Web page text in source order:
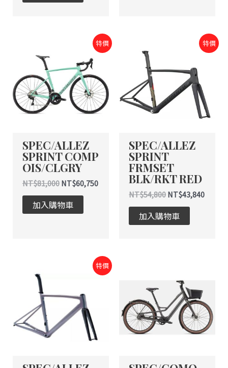
特價
SPEC/ALLEZ
SPRINT COMP
OIS/CLGRY
NT$81,000
格：
NT$81,000。
NT$60,750
目
前
NT$60,750。
加入購物車
特價
SPEC/ALLEZ
SPRINT
FRMSET
BLK/RKT RED
NT$54,800
格：
NT$54,800。
NT$43,840
目
前
加入購物車
特價
NT$54,800。
目
前
NT$43,800。